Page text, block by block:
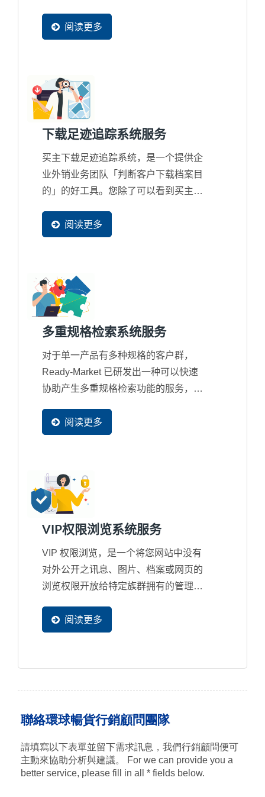
B2B、懂外销、懂您产业的商业秘密武
器。就像为企业配置一位超级业务助
图分析」报告，快速找出每封询问背后
的隐藏商机，让回覆更精准、超越买主
期待，大幅提高成交机会。
阅读更多
下载足迹追踪系统服务
买主下载足迹追踪系统，是一个提供企
业外销业务团队「判断客户下载档案目
的」的好工具。您除了可以看到买主在
了解到买主感兴趣的主要内容为何。凭
借这些足迹讯息，企业可以针对名单进
阅读更多
多重规格检索系统服务
对于单一产品有多种规格的客户群，
Ready-Market 已研发出一种可以快速
协助产生多重规格检索功能的服务，不
取，并且还支援多国语系。这套多重规
格检索系统，可协助外销企业建立客制
以轻松筛选、搜寻，快速找到符合需求
的产品，大幅提升使用者体验，进而增
加订单机会。
阅读更多
VIP权限浏览系统服务
VIP 权限浏览，是一个将您网站中没有
对外公开之讯息、图片、档案或网页的
浏览权限开放给特定族群拥有的管理系
给某些特定人士浏览时，就可以使用
VIP...
阅读更多